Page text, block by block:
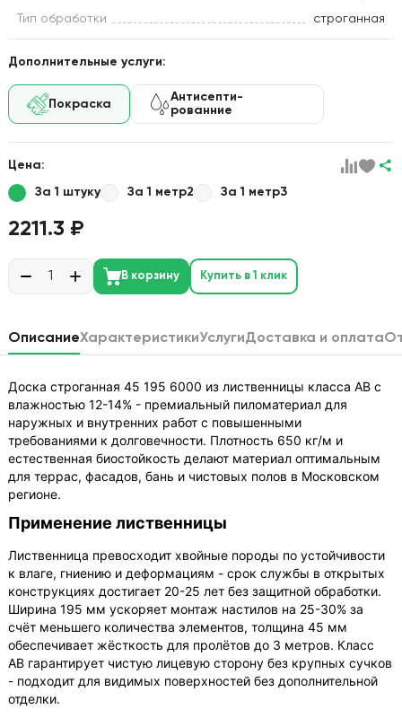
Тип обработки строганная
Дополнительные услуги:
Покраска
Антисепти-
рованние
Цена:
За 1 штуку За 1 метр2 За 1 метр3
2211.3 ₽
В корзину Купить в 1 клик
ОписаниеХарактеристикиУслугиДоставка и оплата
Доска строганная 45 195 6000 из лиственницы класса АВ с
влажностью 12-14% - премиальный пиломатериал для
наружных и внутренних работ с повышенными
требованиями к долговечности. Плотность 650 кг/м и
естественная биостойкость делают материал оптимальным
для террас, фасадов, бань и чистовых полов в Московском
регионе.
Применение лиственницы
Лиственница превосходит хвойные породы по устойчивости
к влаге, гниению и деформациям - срок службы в открытых
конструкциях достигает 20-25 лет без защитной обработки.
Ширина 195 мм ускоряет монтаж настилов на 25-30% за
счёт меньшего количества элементов, толщина 45 мм
обеспечивает жёсткость для пролётов до 3 метров. Класс
АВ гарантирует чистую лицевую сторону без крупных сучков
- подходит для видимых поверхностей без дополнительной
отделки.